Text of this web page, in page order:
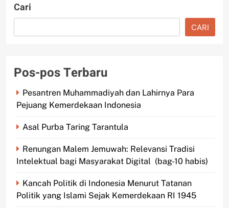
Cari
CARI
Pos-pos Terbaru
Pesantren Muhammadiyah dan Lahirnya Para
Pejuang Kemerdekaan Indonesia
Asal Purba Taring Tarantula
Renungan Malem Jemuwah: Relevansi Tradisi
Intelektual bagi Masyarakat Digital (bag-10 habis)
Kancah Politik di Indonesia Menurut Tatanan
Politik yang Islami Sejak Kemerdekaan RI 1945